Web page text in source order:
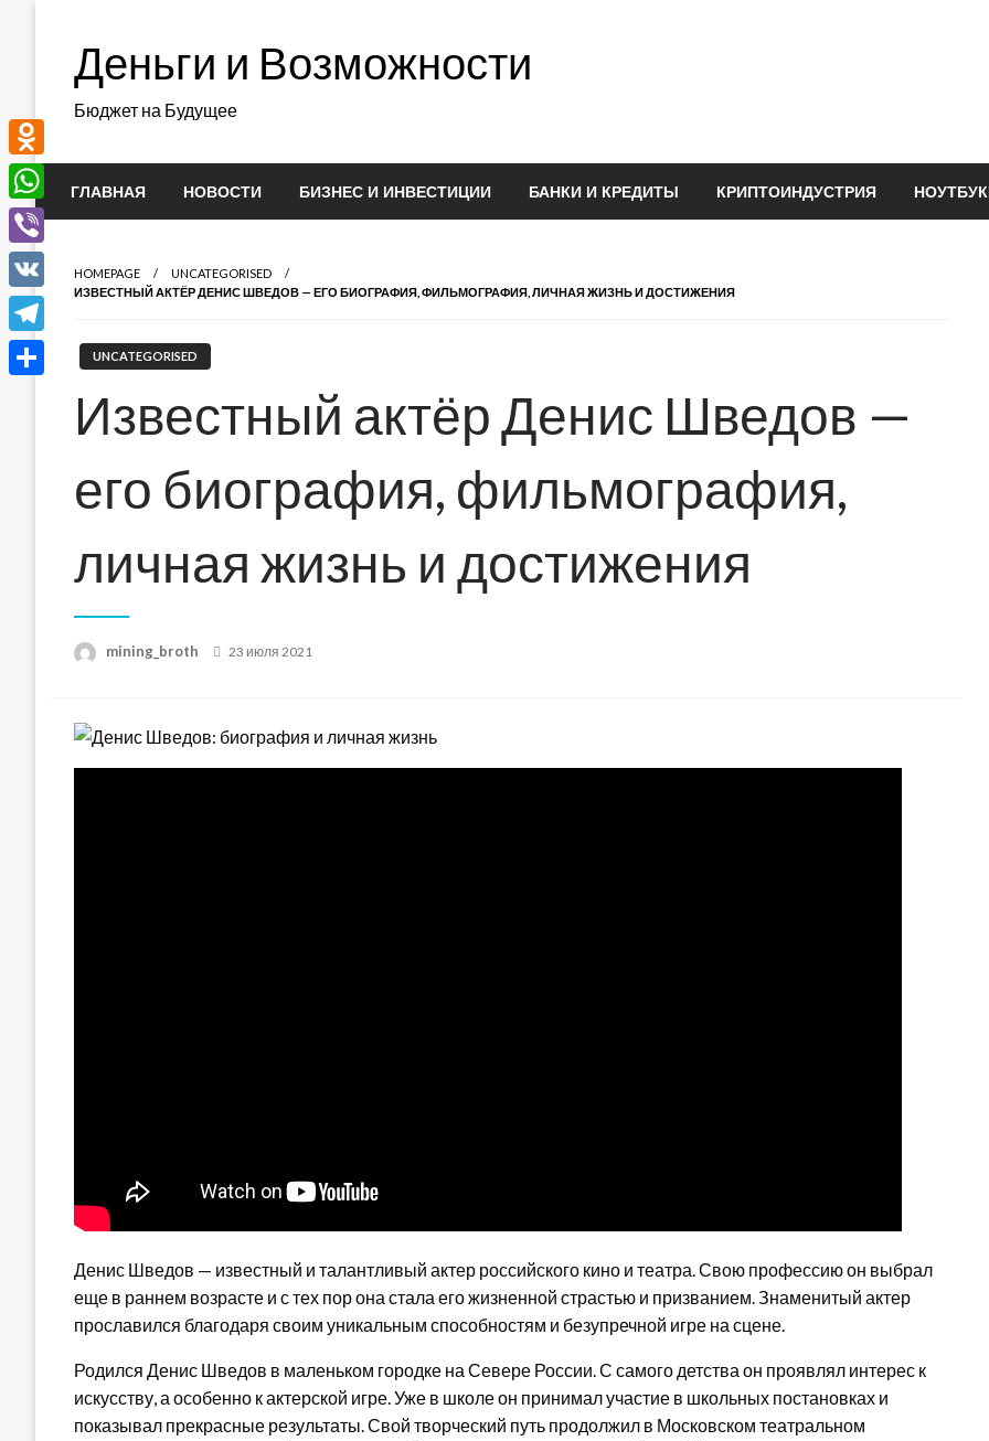
содержимомуДеньги и Возможности
Бюджет на Будущее
ГЛАВНАЯ НОВОСТИ БИЗНЕС И ИНВЕСТИЦИИ БАНКИ И КРЕДИТЫ КРИПТОИНДУСТРИЯ
HOMEPAGE
UNCATEGORISED
ИЗВЕСТНЫЙ АКТЁР ДЕНИС ШВЕДОВ — ЕГО БИОГРАФИЯ, ФИЛЬМОГРАФИЯ, ЛИЧНАЯ ЖИЗНЬ И ДОСТИЖЕНИЯ
UNCATEGORISED
Известный актёр Денис Шведов —
его биография, фильмография,
личная жизнь и достижения
mining_broth
Posted
23 июля 2021
Денис Шведов — известный и талантливый актер российского кино и театра. Свою профессию он выбрал
еще в раннем возрасте и с тех пор она стала его жизненной страстью и призванием. Знаменитый актер
прославился благодаря своим уникальным способностям и безупречной игре на сцене.
Родился Денис Шведов в маленьком городке на Севере России. С самого детства он проявлял интерес к
искусству, а особенно к актерской игре. Уже в школе он принимал участие в школьных постановках и
показывал прекрасные результаты. Свой творческий путь продолжил в Московском театральном
Odnoklassniki
WhatsApp
Viber
VK
Telegram